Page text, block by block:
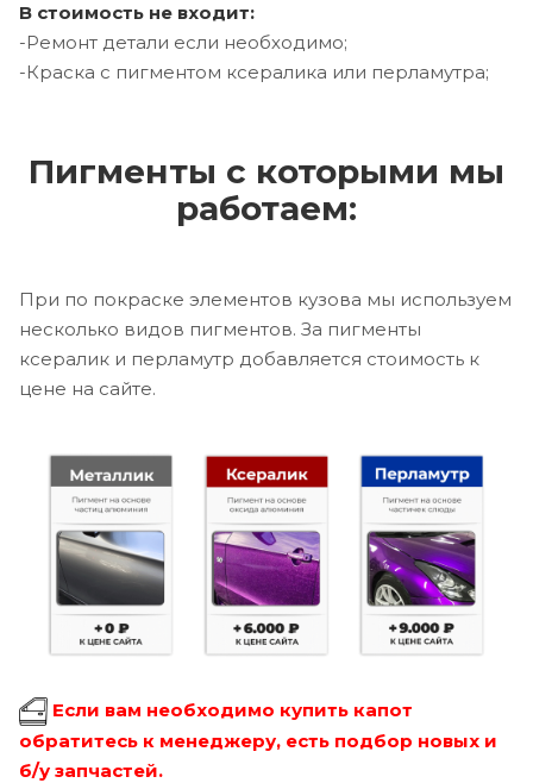
В стоимость не входит:
-Ремонт детали если необходимо;
-Краска с пигментом ксералика или перламутра;
Пигменты с которыми мы
работаем:
При по покраске элементов кузова мы используем
несколько видов пигментов. За пигменты
ксералик и перламутр добавляется стоимость к
цене на сайте.
Если вам необходимо купить капот
обратитесь к менеджеру, есть подбор новых и
б/у запчастей.